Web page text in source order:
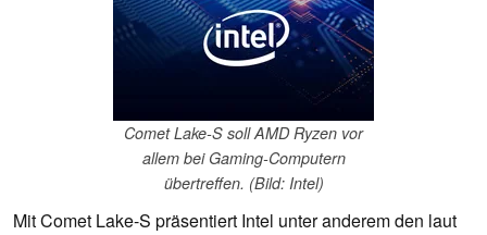
Comet Lake-S soll AMD Ryzen vor
allem bei Gaming-Computern
übertreffen. (Bild: Intel)
Mit Comet Lake-S präsentiert Intel unter anderem den laut